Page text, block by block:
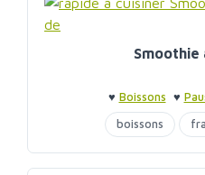
Smoothie
♥ Boissons ♥
boissons